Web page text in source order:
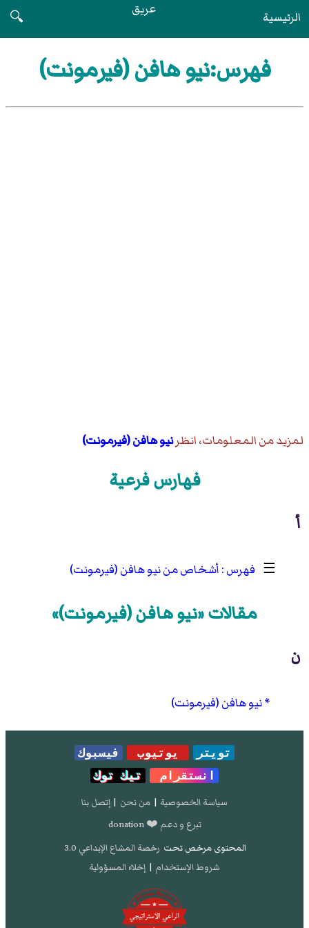
الرئيسية عريق
🔍
فهرس:نيو هافن (فيرمونت)
لمزيد من المعلومات، انظرنيو هافن (فيرمونت)
فهارس فرعية
أ
☰ أشخاص من نيو هافن (فيرمونت)
مقالات «نيو هافن (فيرمونت)»
ن
نيو هافن (فيرمونت)
تويتر يوتيوب
فيسبوك
انستقرام
تيك توك
سياسة الخصوصية | من نحن | إتصل بنا
تبرع و دعم ❤️ donation
المحتوى مرخص تحت رخصة المشاع الإبداعي 3.0
شروط الإستخدام | إخلاء المسؤولية